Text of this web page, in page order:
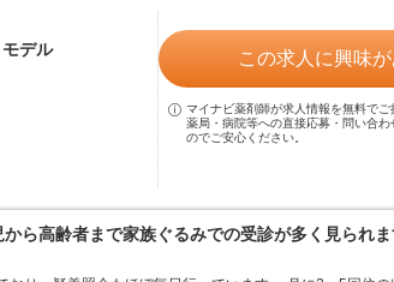
デル この求人に興味が
マイナビ薬剤師が求人情報を無料でご
薬局・病院等への直接応募・問い合わ
のでご安心ください。
ら高齢者まで家族ぐるみでの受診が多く見られ